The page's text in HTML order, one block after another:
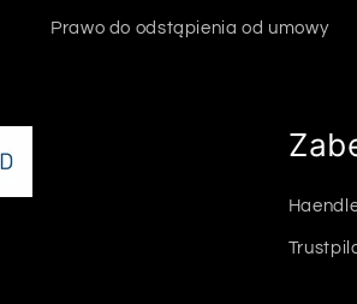
Prawo do odstąpienia od umowy